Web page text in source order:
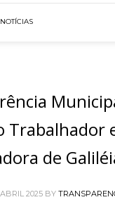
NOTÍCIAS
Trabalhador
de
2025 BY